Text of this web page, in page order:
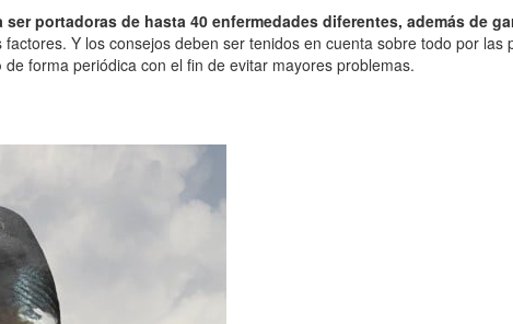
ser portadoras de hasta 40 enfermedades diferentes, además de
Y los consejos deben ser tenidos en cuenta sobre todo por
de forma periódica con el fin de evitar mayores problemas.